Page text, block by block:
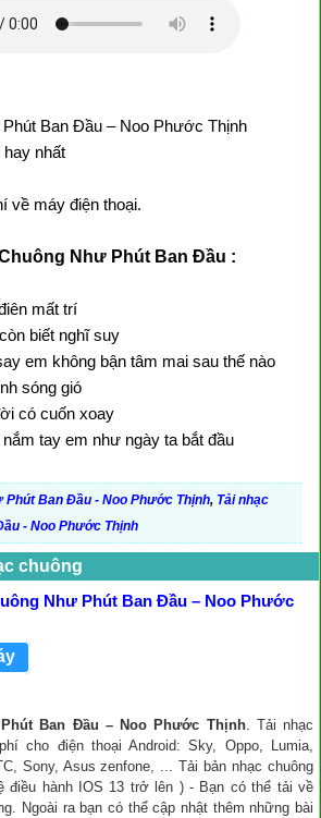
Ban Đầu – Noo Phước Thịnh
hay nhất
về máy điện thoại.
Như Phút Ban Đầu :
mất trí
biết nghĩ suy
em không bận tâm mai sau thế nào
sóng gió
có cuốn xoay
tay em như ngày ta bắt đầu
Phút Ban Đầu - Noo Phước Thịnh, Tải nhạc
- Noo Phước Thịnh
chuông
Như Phút Ban Đầu – Noo Phước
Ban Đầu – Noo Phước Thịnh. Tải nhạc
cho điện thoại Android: Sky, Oppo, Lumia,
Sony, Asus zenfone, ... Tải bản nhạc chuông
điều hành IOS 13 trở lên ) - Bạn có thể tải về
Ngoài ra bạn có thể cập nhật thêm những bài